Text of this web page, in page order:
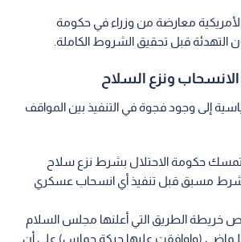
معارضة من وزراء في حكومة
التهدئة قبل تحقيق الشروط الكاملة.
ونزع السلاح
إلى وجود فجوة في التنفيذ بين المواقف
حكومة الاحتلال بشرط نزع سلاح
مسبق قبل تنفيذ أي انسحاب عسكري
خريطة الطريق التي أعلنها مجلس السلام
الـماضي (واوافقت عليها حركة حماس) على أن